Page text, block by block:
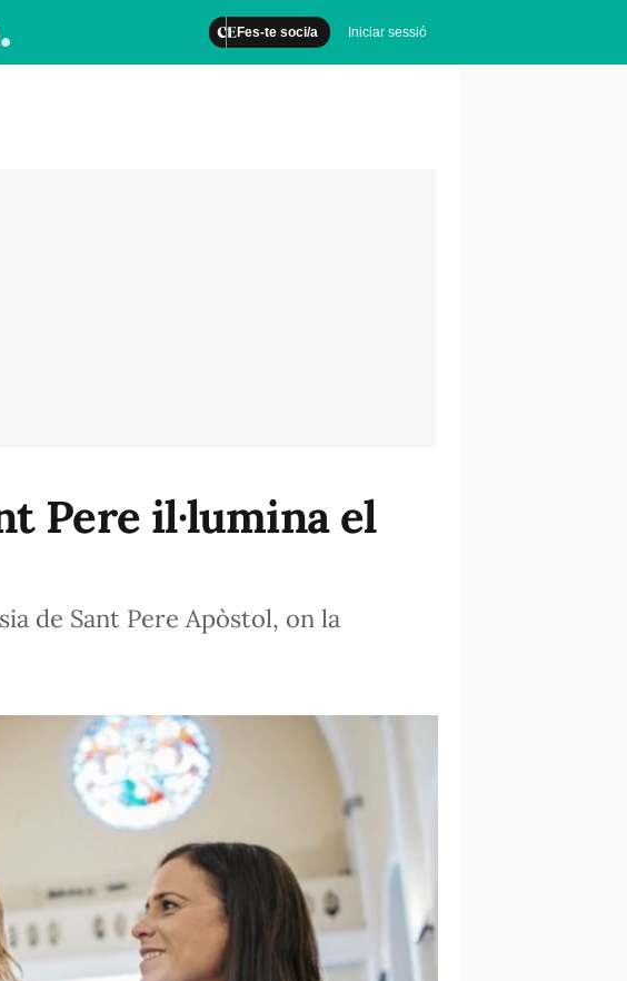
Fes-te soci/a Iniciar sessió
Pere il·lumina el
de Sant Pere Apòstol, on la